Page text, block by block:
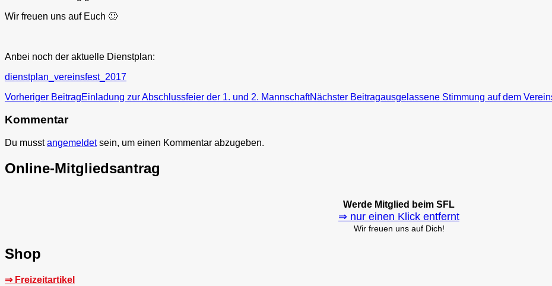
Wir freuen uns auf Euch 🙂
Anbei noch der aktuelle Dienstplan:
dienstplan_vereinsfest_2017
Beitragsnavigation
Vorheriger BeitragEinladung zur Abschlussfeier der 1. und 2. MannschaftNächster Beitragausgelassene Stimmung auf dem
Kommentar
Du musstangemeldetsein, um einen Kommentar abzugeben.
Online-Mitgliedsantrag
Werde Mitglied beim SFL
⇒ nur einen Klick entfernt
Wir freuen uns auf Dich!
Shop
⇒ Freizeitartikel